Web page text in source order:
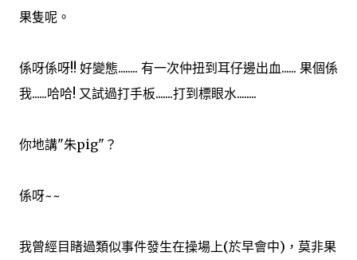
果隻呢。
係呀係呀!! 好變態........ 有一次仲扭到耳仔邊出血...... 果個係
我......哈哈! 又試過打手板.......打到標眼水........
你地講"朱pig"？
係呀~~
我曾經目睹過類似事件發生在操場上(於早會中)，莫非果